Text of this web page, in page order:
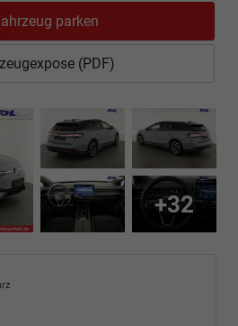
parken
(PDF)
+32